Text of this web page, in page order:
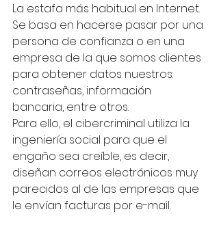
La estafa más habitual en Internet.
Se basa en hacerse pasar por una
persona de confianza o en una
empresa de la que somos clientes
para obtener datos nuestros:
contraseñas, información
bancaria, entre otros.
Para ello, el cibercriminal utiliza la
ingeniería social para que el
engaño sea creíble, es decir,
diseñan correos electrónicos muy
parecidos al de las empresas que
le envían facturas por e-mail.